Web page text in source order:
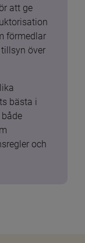
att ge
förmedlar
över
bästa i
och